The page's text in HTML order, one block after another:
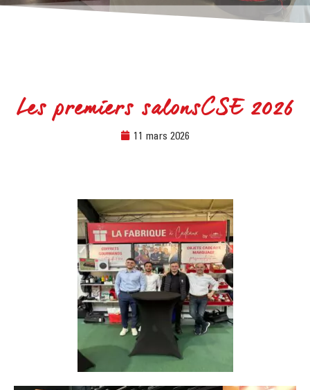
Les premiers salonsCSE 2026
11 mars 2026